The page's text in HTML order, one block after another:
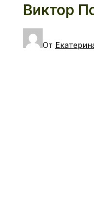
Виктор
От